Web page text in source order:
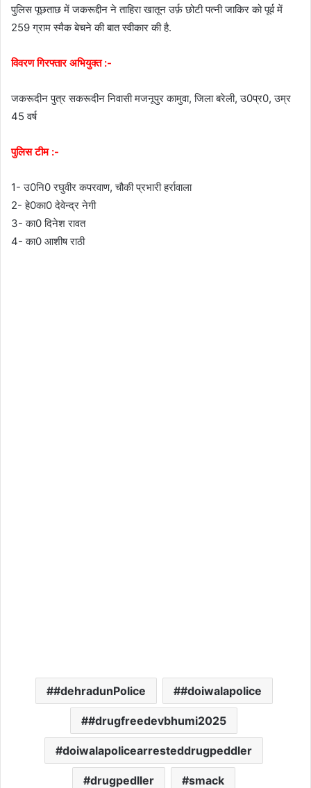
पुलिस पूछताछ में जकरूद्दीन ने ताहिरा खातून उर्फ़ छोटी पत्नी जाकिर को पूर्व में
259 ग्राम स्मैक बेचने की बात स्वीकार की है.
विवरण गिरफ्तार अभियुक्त :-
जकरूदीन पुत्र सकरूदीन निवासी मजनूपुर कामुवा, जिला बरेली, उ0प्र0, उम्र
45 वर्ष
पुलिस टीम :-
1- उ0नि0 रघुवीर कपरवाण, चौकी प्रभारी हर्रावाला
2- हे0का0 देवेन्द्र नेगी
3- का0 दिनेश रावत
4- का0 आशीष राठी
#dehradunPolice #doiwalapolice
#drugfreedevbhumi2025
doiwalapolicearresteddrugpeddler
drugpedller smack